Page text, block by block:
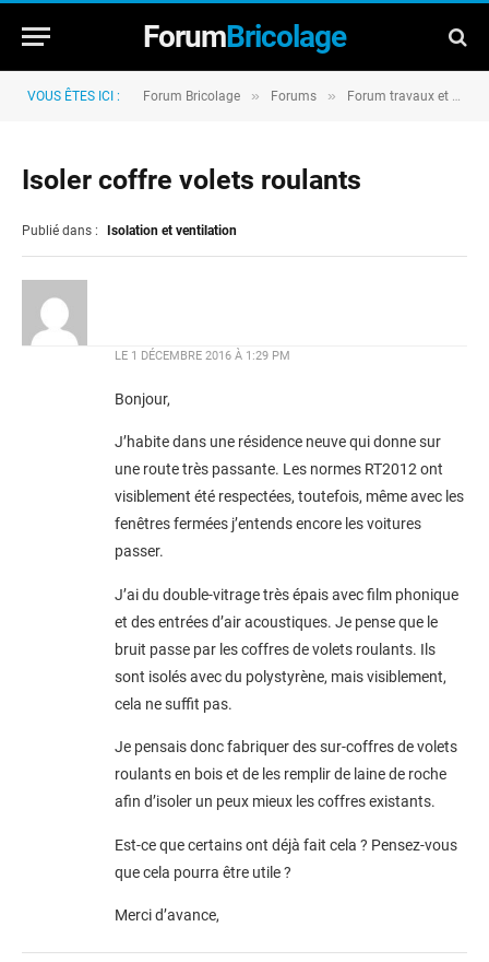
ForumBricolage
VOUS ÊTES ICI : Forum Bricolage » Forums » Forum travaux et rénovation
Isoler coffre volets roulants
Publié dans : Isolation et ventilation
LE 1 DÉCEMBRE 2016 À 1:29 PM
Bonjour,
J’habite dans une résidence neuve qui donne sur
une route très passante. Les normes RT2012 ont
visiblement été respectées, toutefois, même avec les
fenêtres fermées j’entends encore les voitures
passer.
J’ai du double-vitrage très épais avec film phonique
et des entrées d’air acoustiques. Je pense que le
bruit passe par les coffres de volets roulants. Ils
sont isolés avec du polystyrène, mais visiblement,
cela ne suffit pas.
Je pensais donc fabriquer des sur-coffres de volets
roulants en bois et de les remplir de laine de roche
afin d’isoler un peux mieux les coffres existants.
Est-ce que certains ont déjà fait cela ? Pensez-vous
que cela pourra être utile ?
Merci d’avance,